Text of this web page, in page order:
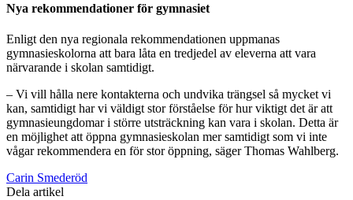
Nya rekommendationer för gymnasiet
Enligt den nya regionala rekommendationen uppmanas
gymnasieskolorna att bara låta en tredjedel av eleverna att vara
närvarande i skolan samtidigt.
– Vi vill hålla nere kontakterna och undvika trängsel så mycket vi
kan, samtidigt har vi väldigt stor förståelse för hur viktigt det är att
gymnasieungdomar i större utsträckning kan vara i skolan. Detta är
en möjlighet att öppna gymnasieskolan mer samtidigt som vi inte
vågar rekommendera en för stor öppning, säger Thomas Wahlberg.
Carin Smederöd
Dela artikel